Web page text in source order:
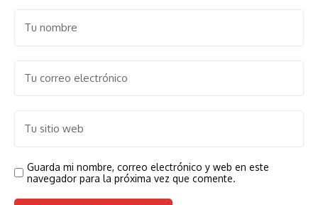
Guarda mi nombre, correo electrónico y web en este
navegador para la próxima vez que comente.